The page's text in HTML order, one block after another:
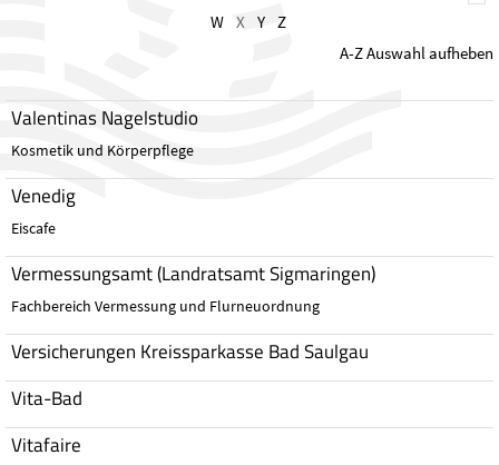
W
X Y
Z
A-Z Auswahl aufheben
Valentinas Nagelstudio
Kosmetik und Körperpflege
Venedig
Eiscafe
Vermessungsamt (Landratsamt Sigmaringen)
Fachbereich Vermessung und Flurneuordnung
Versicherungen Kreissparkasse Bad Saulgau
Vita-Bad
Vitafaire